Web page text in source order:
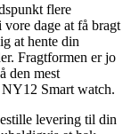
flere
dage at få bragt
at hente din
Fragtformen er jo
den mest
Smart watch.
levering til din